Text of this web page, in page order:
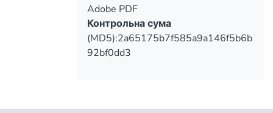
Adobe PDF
Контрольна сума
(MD5):2a65175b7f585a9a146f5b6b
92bf0dd3